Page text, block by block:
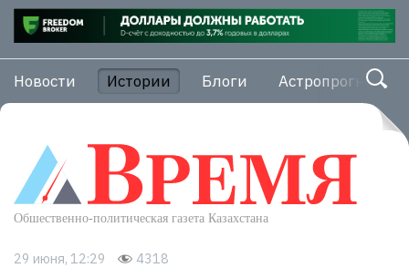
Новости Истории Блоги Астропрогноз
29 июня, 12:29 4318